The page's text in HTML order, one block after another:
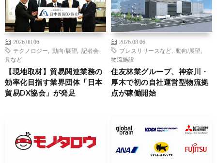
2026.08.06
テクノロジー
動向/展望
記者会
見など
【現地取材】貿易関連業務の
効率化目指す業界団体「日本
貿易DX協会」が発足
2026.08.06
プレスリリースなど
動向/展望
物流施設
住友林業グループ、神奈川・
厚木で初の自社運営型物流拠
点が稼働開始